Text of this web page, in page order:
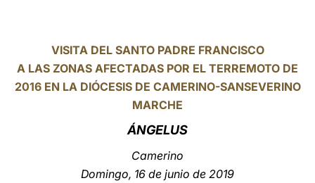
中文
LATINE
VISITA DEL SANTO PADRE FRANCISCO
A LAS ZONAS AFECTADAS POR EL TERREMOTO DE
2016 EN LA DIÓCESIS DE CAMERINO-SANSEVERINO
MARCHE
ÁNGELUS
Camerino
Domingo, 16 de junio de 2019